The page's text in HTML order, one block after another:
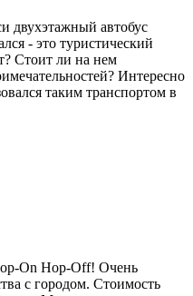
двухэтажный автобус
- это туристический
Стоит ли на нем
Интересно
таким транспортом в
On Hop-Off! Очень
с городом. Стоимость